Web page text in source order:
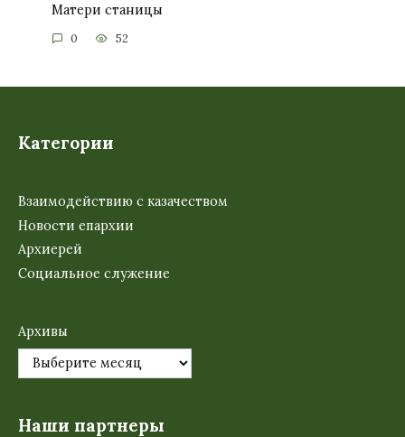
Матери станицы
0 52
Категории
Взаимодействию с казачеством
Новости епархии
Архиерей
Социальное служение
Архивы
Наши партнеры